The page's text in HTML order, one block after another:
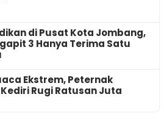
di Pusat Kota Jombang,
3 Hanya Terima Satu
Ekstrem, Peternak
Rugi Ratusan Juta